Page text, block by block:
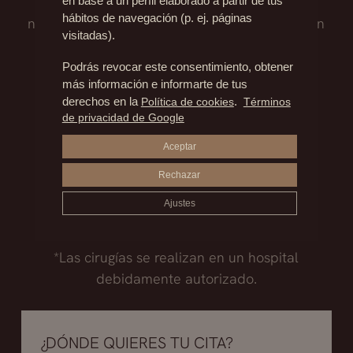
necesitas saber antes de afrontar una decisión
Madrid
+34.915.540.924
+34.628.718.250
Marbella
+34.952.850.468
+34.602.259.697
*Las cirugías se realizan en un hospital
debidamente autorizado.
¿DÓNDE QUIERES TU CITA?
hábitos de navegación (p. ej. páginas
visitadas).
Podrás revocar este consentimiento, obtener
más información e informarte de tus
derechos en la Política de cookies. Términos
de privacidad de Google
Aceptar
Rechazar
Ajustes